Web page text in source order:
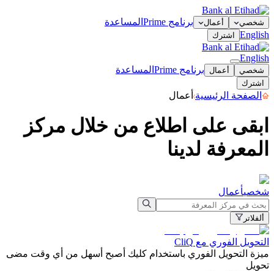
شخصي أعمال برنامج Prime
المساعدة
English
اشترك
English
شخصي أعمال برنامج Prime المساعدة
اشترك
الصفحة الرئيسية أعمال
ابقى على اطلاع من خلال مركز
المعرفة لدينا
شخصيأعمال
ألفلاتر
التحويل الفوري مع CliQ
ميزة التحويل الفوري باستخدام كليك أصبح أسهل من أي وقت مضى
تحويل